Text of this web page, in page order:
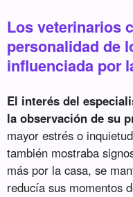
Los veterinarios
personalidad de
influenciada por
El interés del
la observación de su
mayor estrés o
también mostraba
más por la casa, se
reducía sus momentos